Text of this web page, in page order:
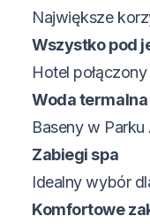
Największe
Wszystko pod
Hotel
Woda
Baseny w
Zabiegi spa
Idealny wybór
Komfortowe